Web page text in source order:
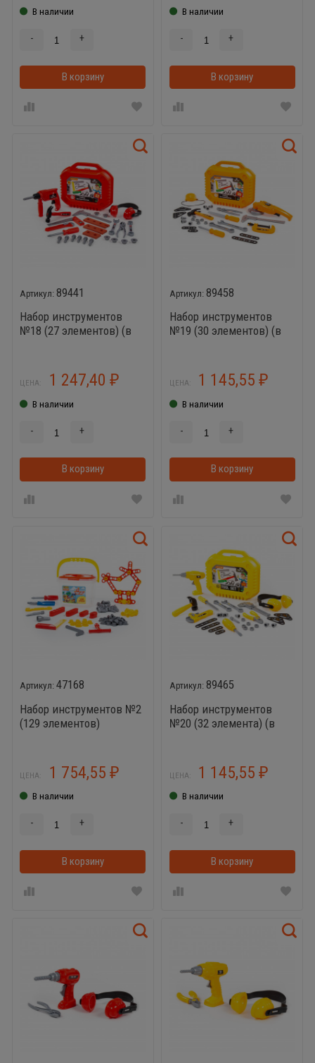
В наличии
- +
В корзину В корзинке
В наличии
- +
В корзину
89441
Набор инструментов
№18 (27 элементов) (в
ЦЕНА: 1 247,40 ₽
В наличии
- +
В корзину В корзинке
89458
Набор инструментов
№19 (30 элементов) (в
ЦЕНА: 1 145,55₽
В наличии
- +
В корзину
47168
Набор инструментов №2
(129 элементов)
ЦЕНА: 1 754,55 ₽
В наличии
- +
В корзину В корзинке
89465
Набор инструментов
№20 (32 элемента) (в
ЦЕНА: 1 145,55₽
В наличии
- +
В корзину